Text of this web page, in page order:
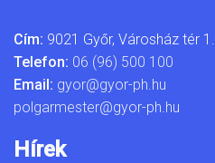
Cím: 9021 Győr, Városház tér 1.
Telefon: 06 (96) 500 100
Email: gyor@gyor-ph.hu
polgarmester@gyor-ph.hu
Hírek